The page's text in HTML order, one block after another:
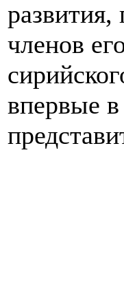
членов
впервые в